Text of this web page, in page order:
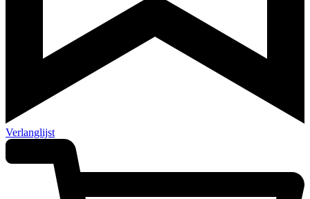
Verlanglijst